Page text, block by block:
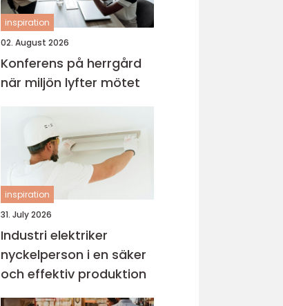
inspiration
02. August 2026
Konferens på herrgård
när miljön lyfter mötet
inspiration
31. July 2026
Industri elektriker
nyckelperson i en säker
och effektiv produktion